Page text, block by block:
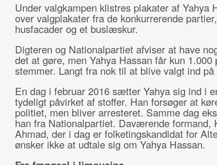
Under valgkampen klistres plakater af Yahya
over valgplakater fra de konkurrerende
husfacader og et buslæskur.
Digteren og Nationalpartiet afviser at have
det at gøre, men Yahya Hassan får kun 1.000
stemmer. Langt fra nok til at blive valgt ind
En dag i februar 2016 sætter Yahya sig ind i
tydeligt påvirket af stoffer. Han forsøger at
politiet, men bliver arresteret. Samme dag
han fra Nationalpartiet. Daværende formand,
Ahmad, der i dag er folketingskandidat for
ønsker ikke at udtale sig om Yahya Hassan.